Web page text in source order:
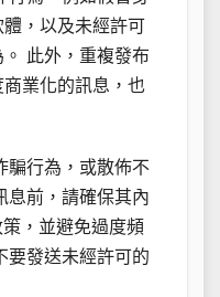
，以及未經許可
此外，重複發布
業化的訊息，也
騙行為，或散佈不
息前，請確保其內
，並避免過度頻
要發送未經許可的